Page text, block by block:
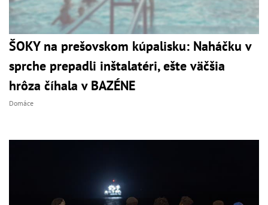
ŠOKY na prešovskom kúpalisku: Naháčku v
sprche prepadli inštalatéri, ešte väčšia
hrôza číhala v BAZÉNE
Domáce